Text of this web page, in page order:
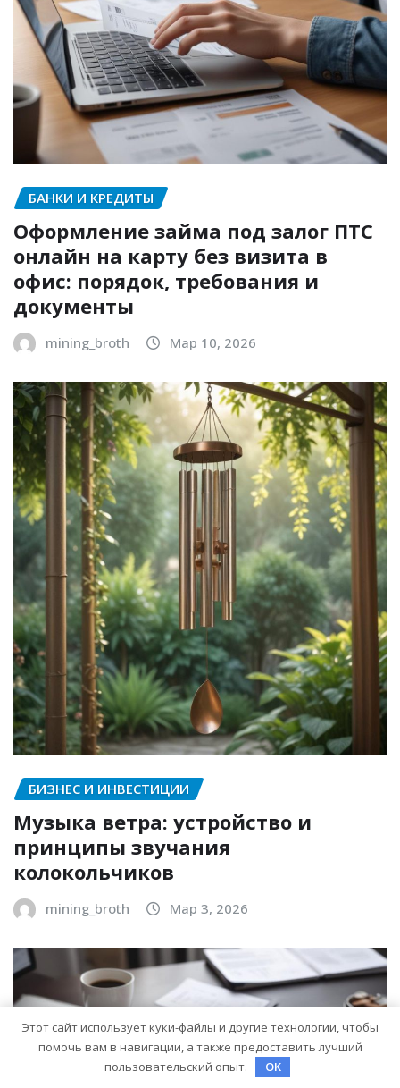
БАНКИ И КРЕДИТЫ
Оформление займа под залог ПТС
онлайн на карту без визита в
офис: порядок, требования и
документы
mining_broth Мар 10, 2026
БИЗНЕС И ИНВЕСТИЦИИ
Музыка ветра: устройство и
принципы звучания
колокольчиков
mining_broth Мар 3, 2026
Этот сайт использует куки-файлы и другие технологии, чтобы
помочь вам в навигации, а также предоставить лучший
пользовательский опыт.
OK